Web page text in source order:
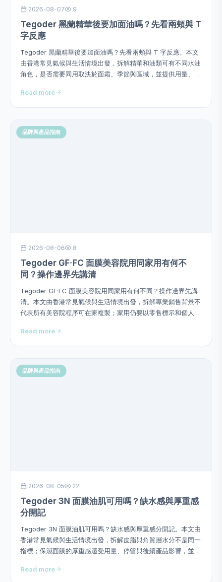
2026-08-07 9
Tegoder 黑蘭精華後要加面油嗎？先看兩頰與 T
字反應
Tegoder 黑蘭精華後要加面油嗎？先看兩頰與 T 字反應。本文
由香港常見氣候與生活情境出發，拆解精華和油類可有不同水油
角色，是否需要同用取決於面霜、季節與區域，並提供用量、次
功效承諾。
Read more
品牌與產品指南
2026-08-06 8
Tegoder GF·FC 面膜美容院用同家用有何不
同？操作邊界先講清
Tegoder GF·FC 面膜美容院用同家用有何不同？操作邊界先講
清。本文由香港常見氣候與生活情境出發，拆解專業銷售背景不
代表所有美容院程序可在家複製；家用仍要以零售標示和個人耐
法，避免硬塞成分或作過度功效承諾。
Read more
品牌與產品指南
2026-08-05 22
Tegoder 3N 面膜油肌可用嗎？缺水感與厚重感
分開記
Tegoder 3N 面膜油肌可用嗎？缺水感與厚重感分開記。本文由
香港常見氣候與生活情境出發，拆解皮脂與角質層水分不是同一
指標；保濕面膜的厚重感還受用量、停留與後續產品影響，並提
分或作過度功效承諾。
Read more